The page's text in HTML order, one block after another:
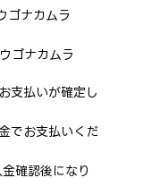
ナカムラ
ゴナカムラ
支払いが確定し
でお支払いくだ
確認後になり